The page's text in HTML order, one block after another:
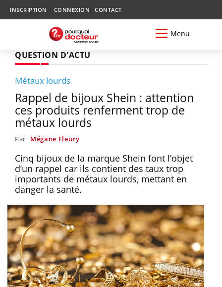
INSCRIPTION CONNEXION CONTACT
Menu
QUESTION D'ACTU
Métaux lourds
Rappel de bijoux Shein : attention
ces produits renferment trop de
métaux lourds
Par Mégane Fleury
Cinq bijoux de la marque Shein font l’objet
d’un rappel car ils contient des taux trop
importants de métaux lourds, mettant en
danger la santé.